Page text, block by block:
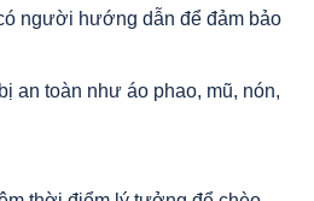
người hướng dẫn để đảm bảo
an toàn như áo phao, mũ, nón,